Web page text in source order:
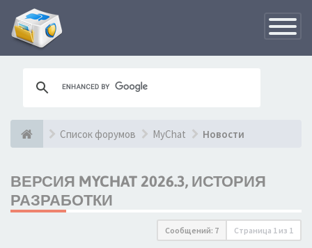
Список форумов MyChat Новости
ВЕРСИЯ MYCHAT 2026.3, ИСТОРИЯ
РАЗРАБОТКИ
Сообщений: 7 Страница 1 из 1